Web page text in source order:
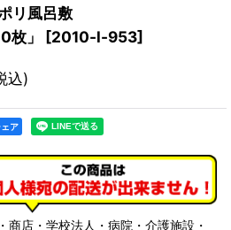
リ風呂敷
」
[2010-l-953]
込)
ア
商店・学校法人・病院・介護施設・